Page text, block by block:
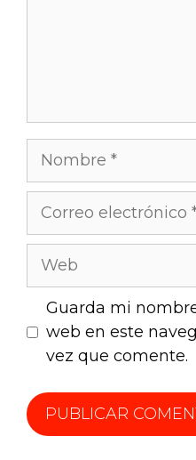
Guarda mi
web en este
vez que comente.